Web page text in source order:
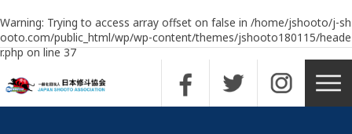
Warning: Trying to access array offset on false in /home/jshooto/j-sh
ooto.com/public_html/wp/wp-content/themes/jshooto180115/heade
r.phpon line37